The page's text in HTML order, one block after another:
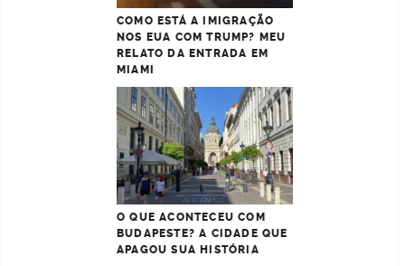
COMO ESTÁ A IMIGRAÇÃO
NOS EUA COM TRUMP? MEU
RELATO DA ENTRADA EM
MIAMI
O QUE ACONTECEU COM
BUDAPESTE? A CIDADE QUE
APAGOU SUA HISTÓRIA